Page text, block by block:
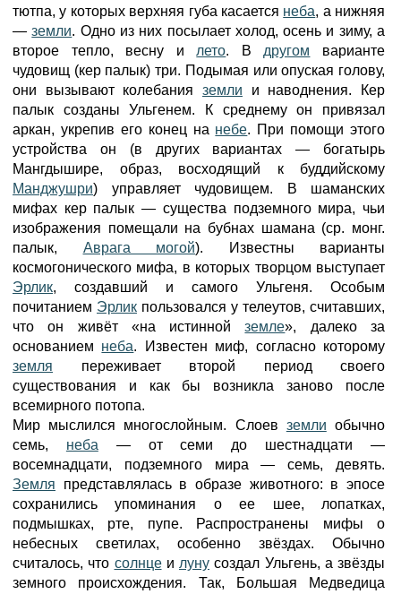
тютпа, у которых верхняя губа касается неба, а нижняя
—земли. Одно из них посылает холод, осень и зиму, а
второе тепло, весну и лето. В другом варианте
чудовищ (кер палык) три. Подымая или опуская голову,
они вызывают колебания земли и наводнения. Кер
палык созданы Ульгенем. К среднему он привязал
аркан, укрепив его конец на небе. При помощи этого
устройства он (в других вариантах — богатырь
Мангдышире, образ, восходящий к буддийскому
Манджушри) управляет чудовищем. В шаманских
мифах кер палык — существа подземного мира, чьи
изображения помещали на бубнах шамана (ср. монг.
палык, Аврага могой). Известны варианты
космогонического мифа, в которых творцом выступает
Эрлик, создавший и самого Ульгеня. Особым
почитанием Эрлик пользовался у телеутов, считавших,
что он живёт «на истиннойземле», далеко за
основанием неба. Известен миф, согласно которому
земля переживает второй период своего
существования и как бы возникла заново после
всемирного потопа.
Мир мыслился многослойным. Слоев земли обычно
семь, неба — от семи до шестнадцати —
восемнадцати, подземного мира — семь, девять.
Земля представлялась в образе животного: в эпосе
сохранились упоминания о ее шее, лопатках,
подмышках, рте, пупе. Распространены мифы о
небесных светилах, особенно звёздах. Обычно
считалось, что солнцеи луну создал Ульгень, а звёзды
земного происхождения. Так, Большая Медведица